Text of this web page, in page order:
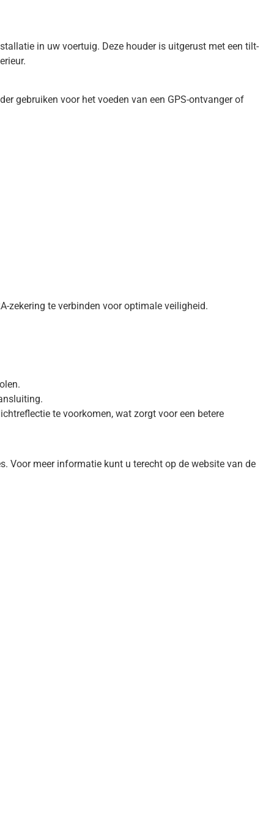
in uw voertuig. Deze houder is uitgerust met een tilt-
gebruiken voor het voeden van een GPS-ontvanger of
zekering te verbinden voor optimale veiligheid.
te voorkomen, wat zorgt voor een betere
Voor meer informatie kunt u terecht op de website van de